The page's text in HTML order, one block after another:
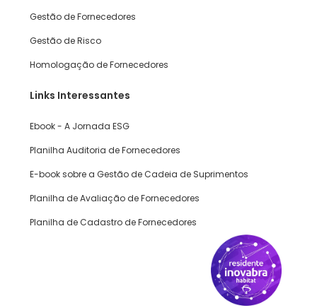
Gestão de Fornecedores
Gestão de Risco
Homologação de Fornecedores
Links Interessantes
Ebook - A Jornada ESG
Planilha Auditoria de Fornecedores
E-book sobre a Gestão de Cadeia de Suprimentos
Planilha de Avaliação de Fornecedores
Planilha de Cadastro de Fornecedores